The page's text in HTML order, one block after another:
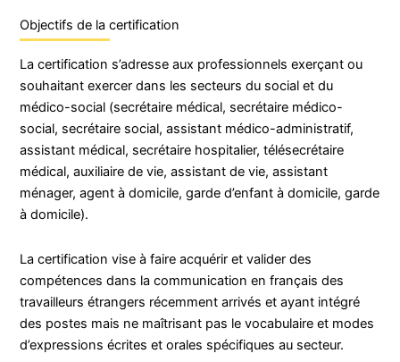
Objectifs de la certification
La certification s’adresse aux professionnels exerçant ou
souhaitant exercer dans les secteurs du social et du
médico-social (secrétaire médical, secrétaire médico-
social, secrétaire social, assistant médico-administratif,
assistant médical, secrétaire hospitalier, télésecrétaire
médical, auxiliaire de vie, assistant de vie, assistant
ménager, agent à domicile, garde d’enfant à domicile, garde
à domicile).
La certification vise à faire acquérir et valider des
compétences dans la communication en français des
travailleurs étrangers récemment arrivés et ayant intégré
des postes mais ne maîtrisant pas le vocabulaire et modes
d’expressions écrites et orales spécifiques au secteur.